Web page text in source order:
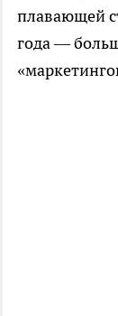
плавающей
года —